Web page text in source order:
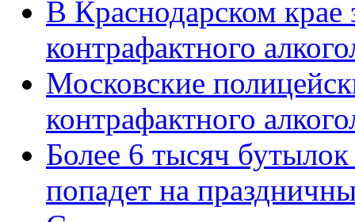
В Краснодарском крае
контрафактного
Московские
контрафактного
Более 6 тысяч бутылок
попадет на